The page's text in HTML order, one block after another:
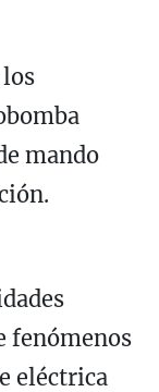
mando
fenómenos
eléctrica